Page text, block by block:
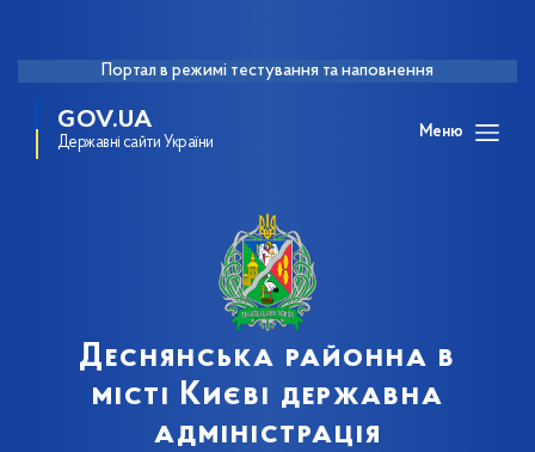
Портал в режимі тестування та наповнення
GOV.UA
Державні сайти України
Меню
Деснянська районна в
місті Києві державна
адміністрація